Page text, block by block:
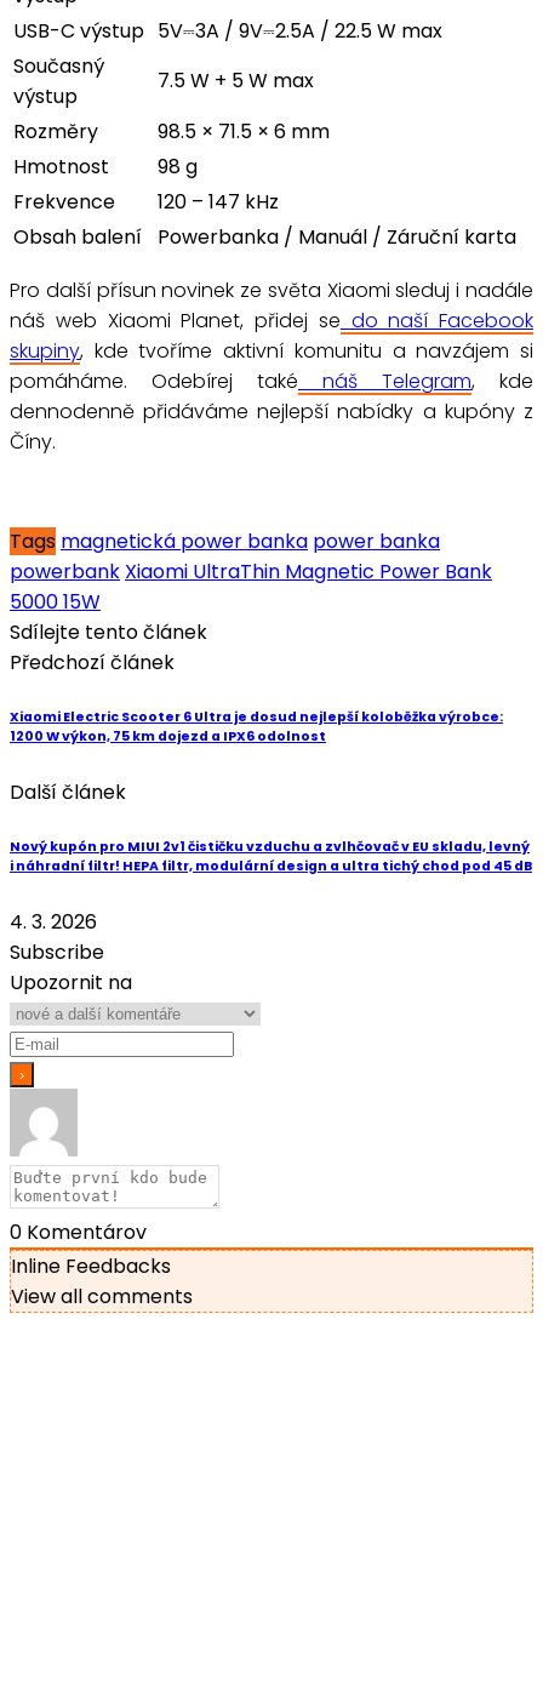
USB-C výstup 5V⎓3A / 9V⎓2.5A / 22.5 W max
Současný
výstup
7.5 W + 5 W max
Rozměry
98.5 × 71.5 × 6 mm
Hmotnost
98 g
Frekvence
120 – 147 kHz
Obsah balení
Powerbanka / Manuál / Záruční karta
Pro další přísun novinek ze světa Xiaomi sleduj i nadále
náš web Xiaomi Planet, přidej se do naší Facebook
skupiny, kde tvoříme aktivní komunitu a navzájem si
pomáháme. Odebírej také náš Telegram, kde
dennodenně přidáváme nejlepší nabídky a kupóny z
Číny.
Tags magnetická power banka power banka
powerbank Xiaomi UltraThin Magnetic Power Bank
5000 15W
Sdílejte tento článek
Předchozí článek
Xiaomi Electric Scooter 6 Ultra je dosud nejlepší koloběžka výrobce:
1200 W výkon, 75 km dojezd a IPX6 odolnost
Další článek
Nový kupón pro MIUI 2v1 čističku vzduchu a zvlhčovač v EU skladu, levný
i náhradní filtr! HEPA filtr, modulární design a ultra tichý chod pod 45 dB
4. 3. 2026
Subscribe
Upozornit na
0 Komentárov
Inline Feedbacks
View all comments